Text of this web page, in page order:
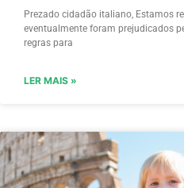
Prezado cidadão italiano, Estamos
eventualmente foram prejudicados
regras para
LER MAIS »